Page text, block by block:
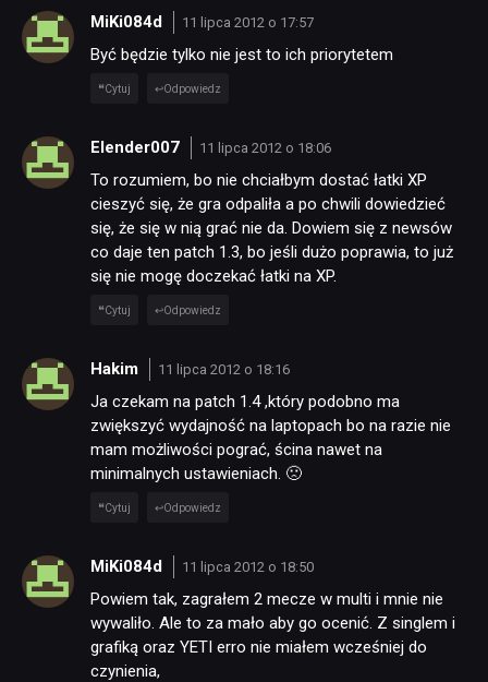
PUBLICYSTYKA
RETRO
TECHNOLOGIE
DYSKUSJE
JUŻ GRALIŚMY
SKLEP
MiKi084d 11 lipca 2012 o 17:57
Być będzie tylko nie jest to ich priorytetem
Cytuj Odpowiedz
Elender007 11 lipca 2012 o 18:06
To rozumiem, bo nie chciałbym dostać łatki XP
cieszyć się, że gra odpaliła a po chwili dowiedzieć
się, że się w nią grać nie da. Dowiem się z newsów
co daje ten patch 1.3, bo jeśli dużo poprawia, to już
się nie mogę doczekać łatki na XP.
Cytuj Odpowiedz
Hakim 11 lipca 2012 o 18:16
Ja czekam na patch 1.4 ,który podobno ma
zwiększyć wydajność na laptopach bo na razie nie
mam możliwości pograć, ścina nawet na
minimalnych ustawieniach. 🙁
Cytuj Odpowiedz
MiKi084d 11 lipca 2012 o 18:50
Powiem tak, zagrałem 2 mecze w multi i mnie nie
wywaliło. Ale to za mało aby go ocenić. Z singlem i
grafiką oraz YETI erro nie miałem wcześniej do
czynienia,